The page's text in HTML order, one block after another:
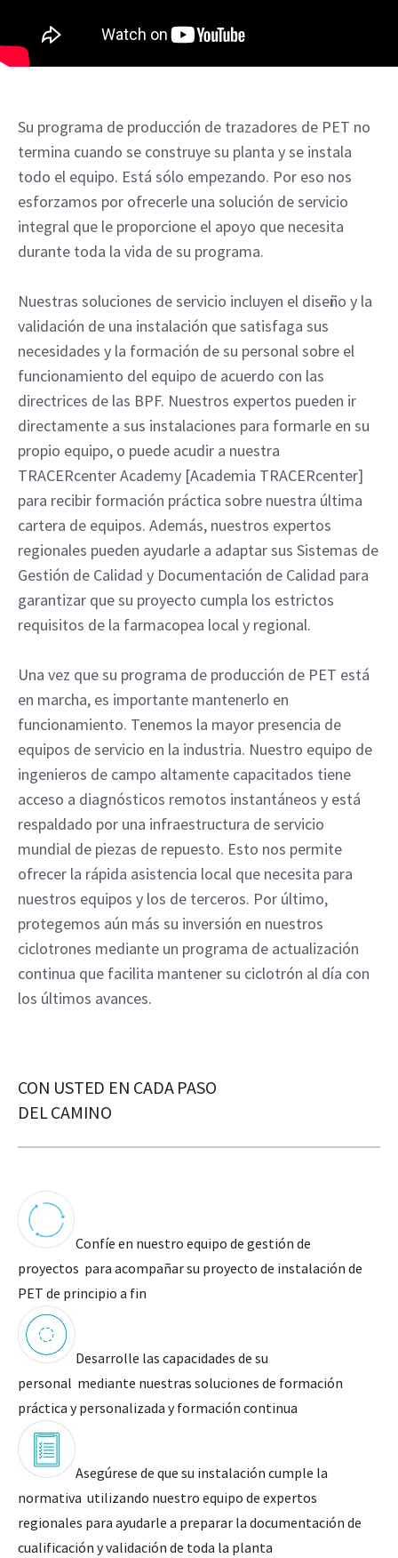
Su programa de producción de trazadores de PET no
termina cuando se construye su planta y se instala
todo el equipo. Está sólo empezando. Por eso nos
esforzamos por ofrecerle una solución de servicio
integral que le proporcione el apoyo que necesita
durante toda la vida de su programa.
Nuestras soluciones de servicio incluyen el diseño y la
validación de una instalación que satisfaga sus
necesidades y la formación de su personal sobre el
funcionamiento del equipo de acuerdo con las
directrices de las BPF. Nuestros expertos pueden ir
directamente a sus instalaciones para formarle en su
propio equipo, o puede acudir a nuestra
TRACERcenter Academy [Academia TRACERcenter]
para recibir formación práctica sobre nuestra última
cartera de equipos. Además, nuestros expertos
regionales pueden ayudarle a adaptar sus Sistemas de
Gestión de Calidad y Documentación de Calidad para
garantizar que su proyecto cumpla los estrictos
requisitos de la farmacopea local y regional.
Una vez que su programa de producción de PET está
en marcha, es importante mantenerlo en
funcionamiento. Tenemos la mayor presencia de
equipos de servicio en la industria. Nuestro equipo de
ingenieros de campo altamente capacitados tiene
acceso a diagnósticos remotos instantáneos y está
respaldado por una infraestructura de servicio
mundial de piezas de repuesto. Esto nos permite
ofrecer la rápida asistencia local que necesita para
nuestros equipos y los de terceros. Por último,
protegemos aún más su inversión en nuestros
ciclotrones mediante un programa de actualización
continua que facilita mantener su ciclotrón al día con
los últimos avances.
CON USTED EN CADA PASO
DEL CAMINO
Confíe en nuestro equipo de gestión de
proyectos para acompañar su proyecto de instalación de
PET de principio a fin
Desarrolle las capacidades de su
personal mediante nuestras soluciones de formación
práctica y personalizada y formación continua
Asegúrese de que su instalación cumple la
normativa utilizando nuestro equipo de expertos
regionales para ayudarle a preparar la documentación de
cualificación y validación de toda la planta